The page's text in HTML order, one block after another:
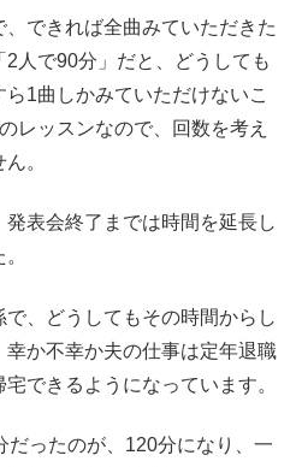
できれば全曲みていただきた
人で90分」だと、どうしても
1曲しかみていただけないこ
レッスンなので、回数を考え
。
表会終了までは時間を延長し
、どうしてもその時間からし
か不幸か夫の仕事は定年退職
できるようになっています。
だったのが、120分になり、一